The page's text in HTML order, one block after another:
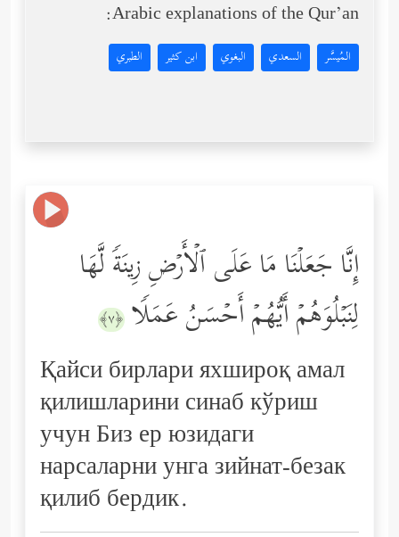
Arabic explanations of the Qur’an:
المُيسَّر السعدي البغوي ابن كثير الطبري
إِنَّا جَعَلۡنَا مَا عَلَى ٱلۡأَرۡضِ زِینَةࣰ لَّهَا
لِنَبۡلُوَهُمۡ أَیُّهُمۡ أَحۡسَنُ عَمَلࣰا ﴿٧﴾
Қайси бирлари яхшироқ амал
қилишларини синаб кўриш
учун Биз ер юзидаги
нарсаларни унга зийнат-безак
қилиб бердик.